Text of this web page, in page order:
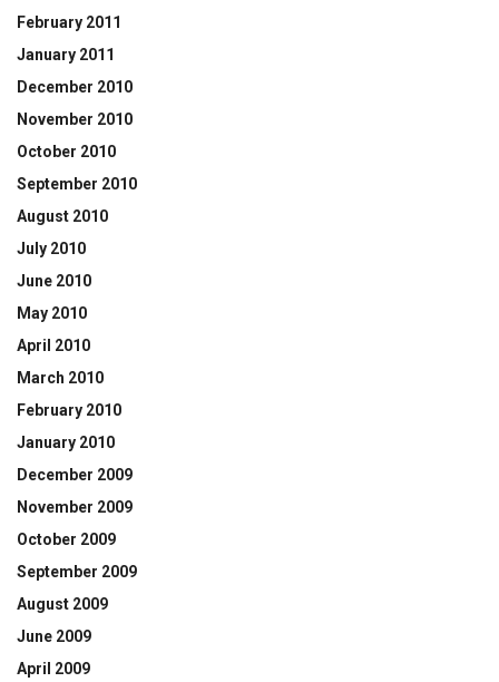
February 2011
January 2011
December 2010
November 2010
October 2010
September 2010
August 2010
July 2010
June 2010
May 2010
April 2010
March 2010
February 2010
January 2010
December 2009
November 2009
October 2009
September 2009
August 2009
June 2009
April 2009